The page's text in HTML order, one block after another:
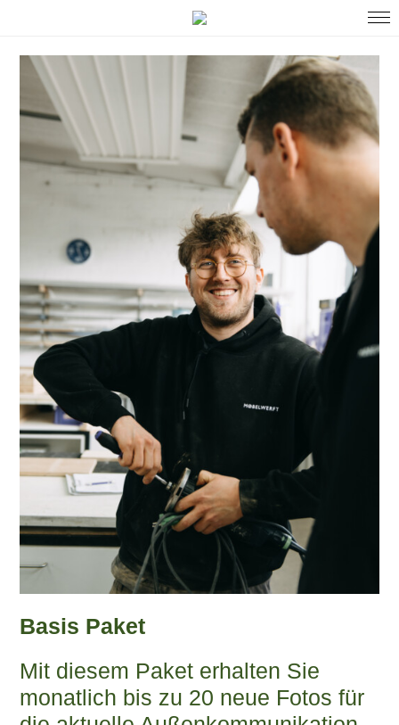
Basis Paket
Mit diesem Paket erhalten Sie
monatlich bis zu 20 neue Fotos für